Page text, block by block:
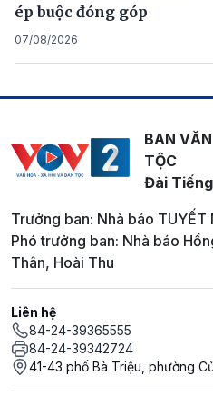
ép buộc đóng góp
07/08/2026
BAN
TỘC
Đài
Trưởng ban: Nhà báo TUYẾT
Phó trưởng ban: Nhà báo
Thân, Hoài Thu
Liên hệ
84-24-39365555
84-24-39342724
41-43 phố Bà Triệu, phường